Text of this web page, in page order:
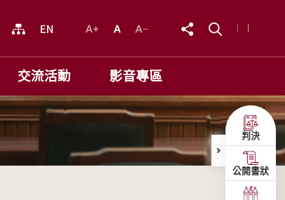
交流活動 影音專區
判決
公開書狀